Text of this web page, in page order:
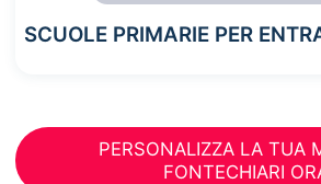
SCUOLE PRIMARIE PER
PERSONALIZZA LA TUA
FONTECHIARI